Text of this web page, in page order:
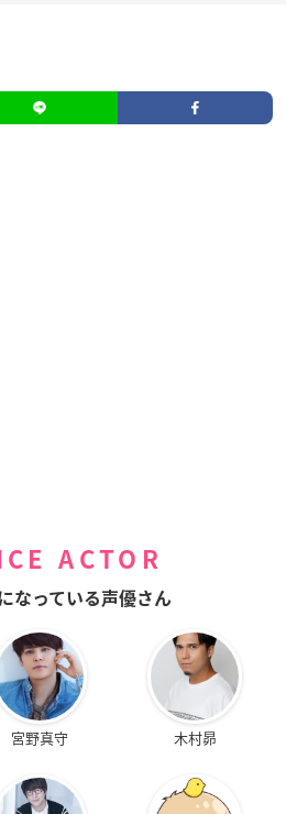
ACTOR
なっている声優さん
宮野真守 木村昴